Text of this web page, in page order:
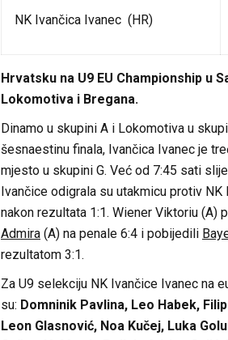
NK Ivančica Ivanec (HR)
Hrvatsku na U9 EU Championship u
Lokomotiva i Bregana.
Dinamo u skupini A i Lokomotiva u
šesnaestinu finala, Ivančica Ivanec je
mjesto u skupini G. Već od 7:45 sati
Ivančice odigrala su utakmicu protiv
nakon rezultata 1:1. Wiener Viktoriu (A)
Admira (A) na penale 6:4 i pobijedili
rezultatom 3:1.
Za U9 selekciju NK Ivančice Ivanec na
su: Domninik Pavlina, Leo Habek,
Leon Glasnović, Noa Kučej, Luka